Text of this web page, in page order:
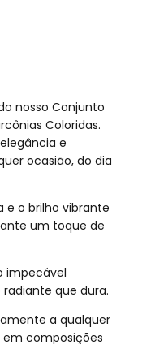
nosso Conjunto
Coloridas.
e
ocasião, do dia
e o brilho vibrante
um toque de
impecável
que dura.
a qualquer
composições